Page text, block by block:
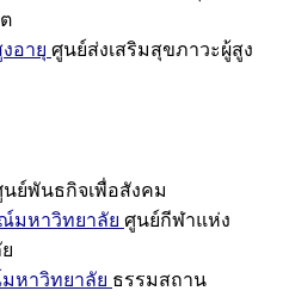
อายุ ศูนย์ส่งเสริมสุขภาวะผู้สูง
นย์พันธกิจเพื่อสังคม
มหาวิทยาลัย ศูนย์กีฬาแห่ง
หาวิทยาลัย ธรรมสถาน